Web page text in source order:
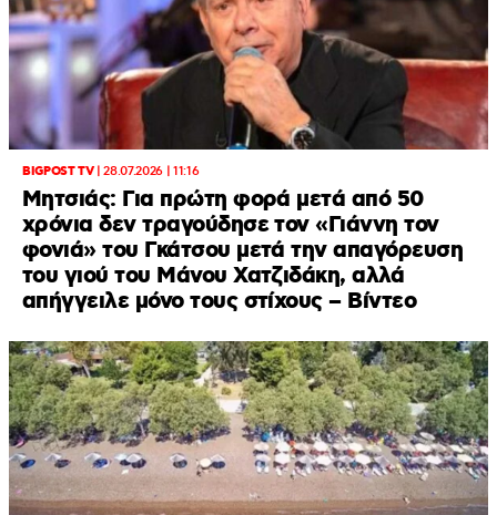
BIGPOST TV|28.07.2026 | 11:16
Μητσιάς: Για πρώτη φορά μετά από 50
χρόνια δεν τραγούδησε τον «Γιάννη τον
φονιά» του Γκάτσου μετά την απαγόρευση
του γιού του Μάνου Χατζιδάκη, αλλά
απήγγειλε μόνο τους στίχους – Βίντεο